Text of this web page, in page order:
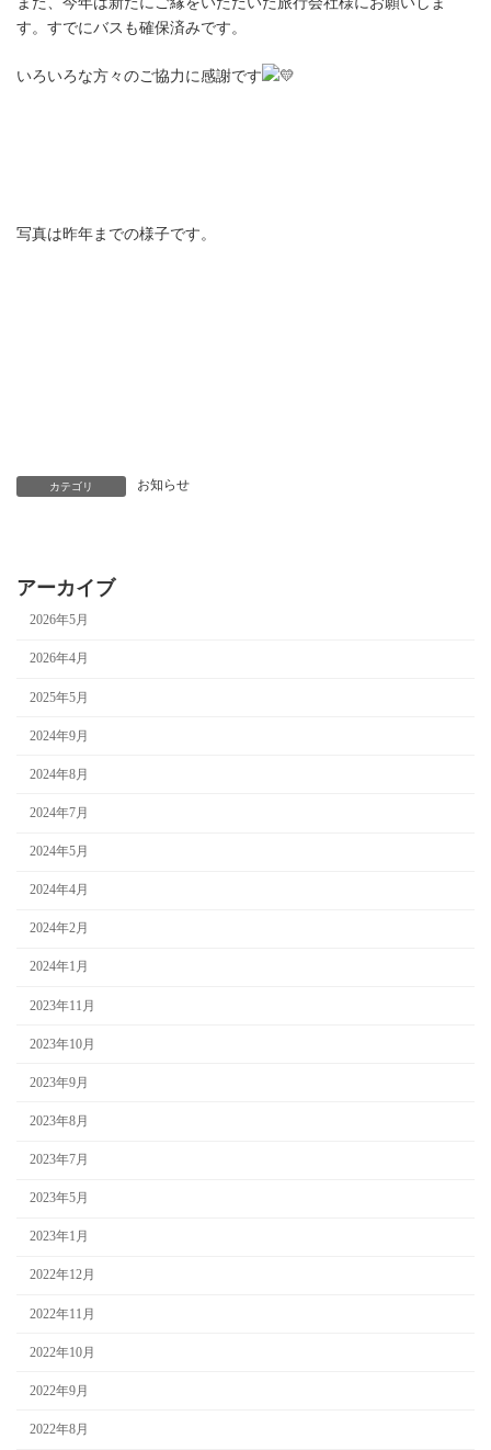
す。すでにバスも確保済みです。ㅤ
いろいろな方々のご協力に感謝です
写真は昨年までの様子です。
カテゴリ お知らせ
アーカイブ
2026年5月
2026年4月
2025年5月
2024年9月
2024年8月
2024年7月
2024年5月
2024年4月
2024年2月
2024年1月
2023年11月
2023年10月
2023年9月
2023年8月
2023年7月
2023年5月
2023年1月
2022年12月
2022年11月
2022年10月
2022年9月
2022年8月